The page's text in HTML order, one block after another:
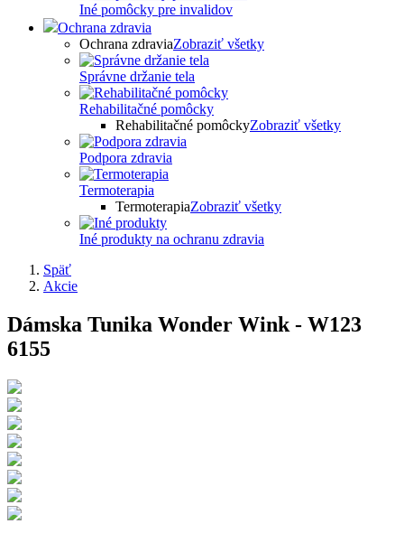
Iné pomôcky pre invalidov
Ochrana zdravia
Ochrana zdraviaZobraziť všetky
Správne držanie tela
Rehabilitačné pomôcky
Rehabilitačné pomôckyZobraziť všetky
Podpora zdravia
Termoterapia
TermoterapiaZobraziť všetky
Iné produkty na ochranu zdravia
Späť
Akcie
Dámska Tunika Wonder Wink - W123
6155